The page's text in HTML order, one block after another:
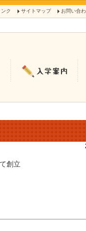
お問い合
サイトマップ
ンク
創立